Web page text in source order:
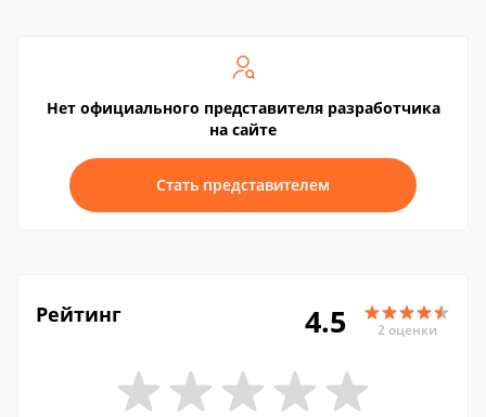
Нет официального представителя разработчика
на сайте
Стать представителем
Рейтинг 4.5 2 оценки